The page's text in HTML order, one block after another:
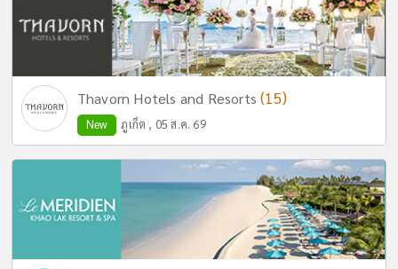
Thavorn Hotels and Resorts(15)
New ภูเก็ต , 05 ส.ค. 69